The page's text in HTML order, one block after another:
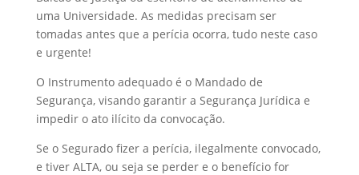
uma Universidade. As medidas precisam ser
tomadas antes que a perícia ocorra, tudo neste caso
e urgente!
O Instrumento adequado é o Mandado de
Segurança, visando garantir a Segurança Jurídica e
impedir o ato ilícito da convocação.
Se o Segurado fizer a perícia, ilegalmente convocado,
e tiver ALTA, ou seja se perder e o benefício for